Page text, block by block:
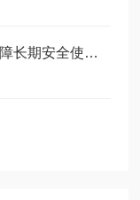
及时解决甲苯不溶物测定仪故障是保障长期安全使用的关键